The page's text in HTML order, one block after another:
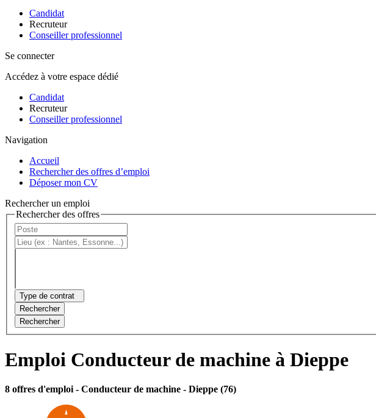
Candidat
Recruteur
Conseiller professionnel
Se connecter
Accédez à votre espace dédié
Candidat
Recruteur
Conseiller professionnel
Navigation
Accueil
Rechercher des offres d’emploi
Déposer mon CV
Rechercher un emploi
Rechercher des offres
Type de contrat
Rechercher
Rechercher
Emploi Conducteur de machine à Dieppe
8 offres d'emploi - Conducteur de machine - Dieppe (76)